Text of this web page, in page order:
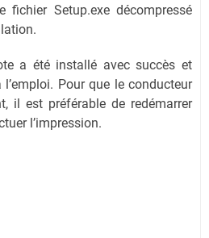
fichier Setup.exe décompressé
a été installé avec succès et
l’emploi. Pour que le conducteur
il est préférable de redémarrer
l’impression.